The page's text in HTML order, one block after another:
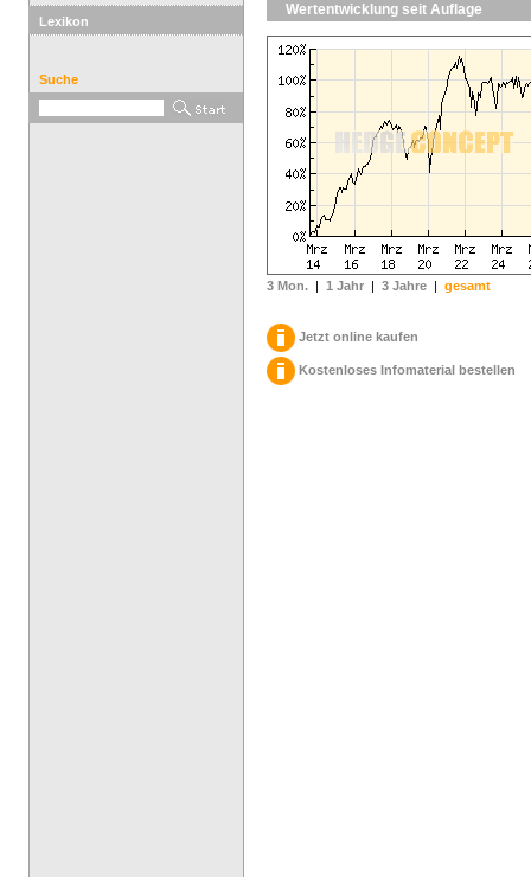
Lexikon
Suche
Wertentwicklung seit Auflage
3 Mon. | 1 Jahr | 3 Jahre | gesamt
Jetzt online kaufen
Kostenloses Infomaterial bestellen